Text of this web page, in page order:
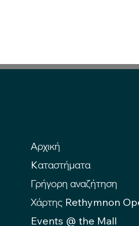
Αρχική
Kαταστήματα
Γρήγορη αναζήτηση
Χάρτης Rethymnon
Events @ the Mall